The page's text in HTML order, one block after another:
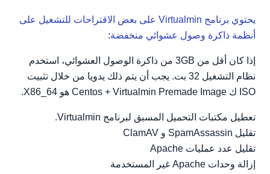
يحتوي برنامج Virtualmin على بعض الاقتراحات للتشغيل على
أنظمة ذاكرة وصول عشوائي منخفضة:
إذا كان أقل من 3GB من ذاكرة الوصول العشوائي، استخدم
نظام التشغيل 32 بت. يجب أن يتم ذلك يدويا من خلال تثبيت
ISO ك Centos + Virtualmin Premade Image هو X86_64.
تعطيل مكتبات التحميل المسبق لبرنامج Virtualmin.
تقليل SpamAssassin و ClamAV
تقليل عدد عمليات Apache
إزالة وحدات Apache غير المستخدمة